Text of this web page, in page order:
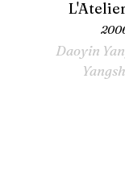
Daoyin